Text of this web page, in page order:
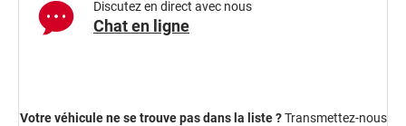
Discutez en direct avec nous
Chat en ligne
Votre véhicule ne se trouve pas dans la liste ?Transmettez-nous